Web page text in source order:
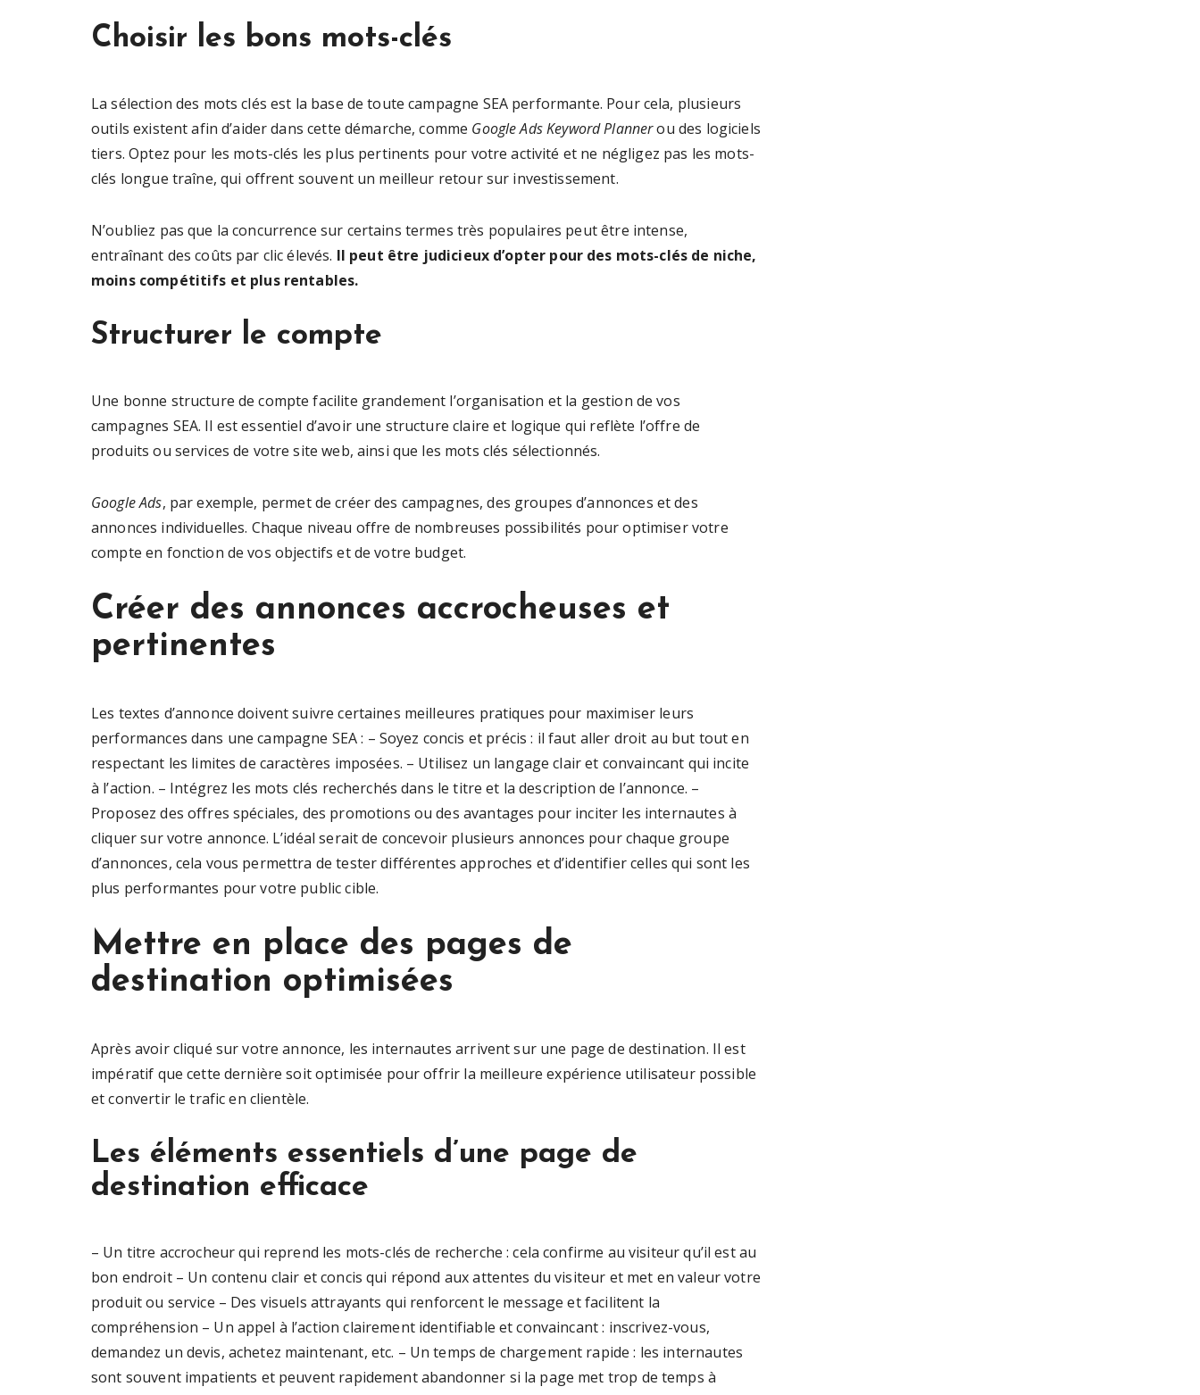
Choisir les bons mots-clés
La sélection des mots clés est la base de toute campagne SEA performante. Pour cela, plusieurs
outils existent afin d’aider dans cette démarche, comme Google Ads Keyword Plannerou des logiciels
tiers. Optez pour les mots-clés les plus pertinents pour votre activité et ne négligez pas les mots-
clés longue traîne, qui offrent souvent un meilleur retour sur investissement.
N’oubliez pas que la concurrence sur certains termes très populaires peut être intense,
entraînant des coûts par clic élevés. Il peut être judicieux d’opter pour des mots-clés de niche,
moins compétitifs et plus rentables.
Structurer le compte
Une bonne structure de compte facilite grandement l’organisation et la gestion de vos
campagnes SEA. Il est essentiel d’avoir une structure claire et logique qui reflète l’offre de
produits ou services de votre site web, ainsi que les mots clés sélectionnés.
Google Ads, par exemple, permet de créer des campagnes, des groupes d’annonces et des
annonces individuelles. Chaque niveau offre de nombreuses possibilités pour optimiser votre
compte en fonction de vos objectifs et de votre budget.
Créer des annonces accrocheuses et
pertinentes
Les textes d’annonce doivent suivre certaines meilleures pratiques pour maximiser leurs
performances dans une campagne SEA : – Soyez concis et précis : il faut aller droit au but tout en
respectant les limites de caractères imposées. – Utilisez un langage clair et convaincant qui incite
à l’action. – Intégrez les mots clés recherchés dans le titre et la description de l’annonce. –
Proposez des offres spéciales, des promotions ou des avantages pour inciter les internautes à
cliquer sur votre annonce. L’idéal serait de concevoir plusieurs annonces pour chaque groupe
d’annonces, cela vous permettra de tester différentes approches et d’identifier celles qui sont les
plus performantes pour votre public cible.
Mettre en place des pages de
destination optimisées
Après avoir cliqué sur votre annonce, les internautes arrivent sur une page de destination. Il est
impératif que cette dernière soit optimisée pour offrir la meilleure expérience utilisateur possible
et convertir le trafic en clientèle.
Les éléments essentiels d’une page de
destination efficace
– Un titre accrocheur qui reprend les mots-clés de recherche : cela confirme au visiteur qu’il est au
bon endroit – Un contenu clair et concis qui répond aux attentes du visiteur et met en valeur votre
produit ou service – Des visuels attrayants qui renforcent le message et facilitent la
compréhension – Un appel à l’action clairement identifiable et convaincant : inscrivez-vous,
demandez un devis, achetez maintenant, etc. – Un temps de chargement rapide : les internautes
sont souvent impatients et peuvent rapidement abandonner si la page met trop de temps à